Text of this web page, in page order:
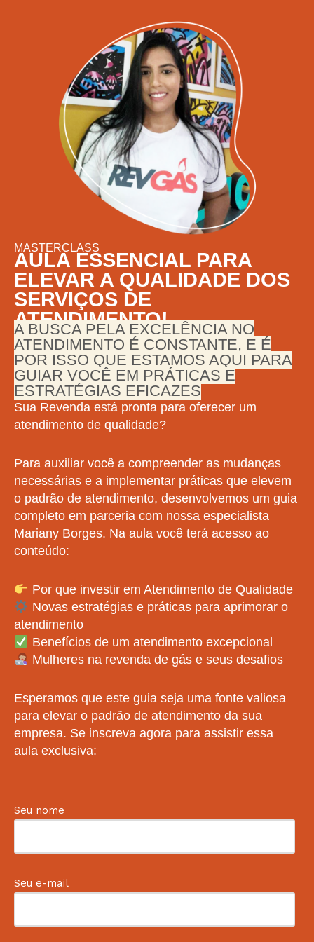
MASTERCLASS
AULA ESSENCIAL PARA
ELEVAR A QUALIDADE DOS
SERVIÇOS DE
ATENDIMENTO!
A BUSCA PELA EXCELÊNCIA NO
ATENDIMENTO É CONSTANTE, E É
POR ISSO QUE ESTAMOS AQUI PARA
GUIAR VOCÊ EM PRÁTICAS E
ESTRATÉGIAS EFICAZES
Sua Revenda está pronta para oferecer um
atendimento de qualidade?
Para auxiliar você a compreender as mudanças
necessárias e a implementar práticas que elevem
o padrão de atendimento, desenvolvemos um guia
completo em parceria com nossa especialista
Mariany Borges. Na aula você terá acesso ao
conteúdo:
Por que investir em Atendimento de Qualidade
Novas estratégias e práticas para aprimorar o
atendimento
Benefícios de um atendimento excepcional
Mulheres na revenda de gás e seus desafios
Esperamos que este guia seja uma fonte valiosa
para elevar o padrão de atendimento da sua
empresa. Se inscreva agora para assistir essa
aula exclusiva:
Seu nome
Seu e-mail